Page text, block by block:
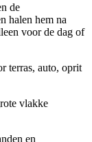
de
halen hem na
voor de dag of
terras, auto, oprit
vlakke
en